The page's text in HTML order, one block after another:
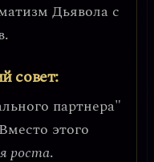
Дьявола с
совет:
партнера"
этого
роста.